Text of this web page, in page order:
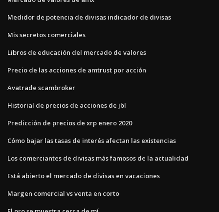
Medidor de potencia de divisas indicador de divisas
Mis secretos comerciales
Libros de educación del mercado de valores
Precio de las acciones de amtrust por acción
Avatrade scambroker
Historial de precios de acciones de jbl
Predicción de precios de xrp enero 2020
Cómo bajar las tasas de interés afectan las existencias
Los comerciantes de divisas más famosos de la actualidad
Está abierto el mercado de divisas en vacaciones
Margen comercial vs venta en corto